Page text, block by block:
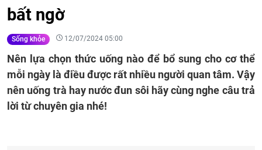
bất ngờ
Sống khỏe 12/07/2024 05:00
Nên lựa chọn thức uống nào để bổ sung cho cơ thể
mỗi ngày là điều được rất nhiều người quan tâm. Vậy
nên uống trà hay nước đun sôi hãy cùng nghe câu trả
lời từ chuyên gia nhé!